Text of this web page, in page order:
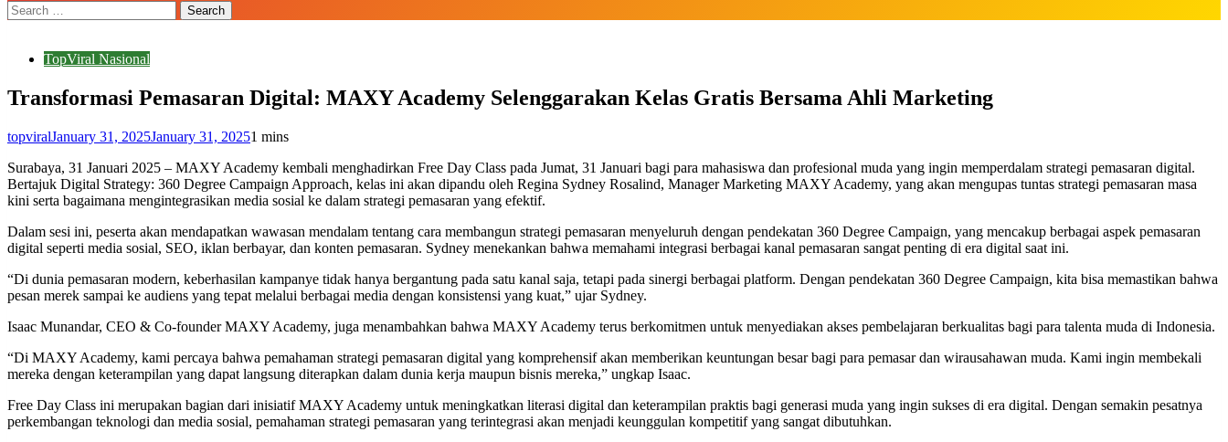
TopViral Nasional
Transformasi Pemasaran Digital: MAXY Academy Selenggarakan Kelas Gratis Bersama Ahli Marketing
topviralJanuary 31, 2025January 31, 20251 mins
Surabaya, 31 Januari 2025 – MAXY Academy kembali menghadirkan Free Day Class pada Jumat, 31 Januari bagi para mahasiswa dan profesional muda yang ingin memperdalam strategi pemasaran digital.
Bertajuk Digital Strategy: 360 Degree Campaign Approach, kelas ini akan dipandu oleh Regina Sydney Rosalind, Manager Marketing MAXY Academy, yang akan mengupas tuntas strategi pemasaran masa
kini serta bagaimana mengintegrasikan media sosial ke dalam strategi pemasaran yang efektif.
Dalam sesi ini, peserta akan mendapatkan wawasan mendalam tentang cara membangun strategi pemasaran menyeluruh dengan pendekatan 360 Degree Campaign, yang mencakup berbagai aspek pemasaran
digital seperti media sosial, SEO, iklan berbayar, dan konten pemasaran. Sydney menekankan bahwa memahami integrasi berbagai kanal pemasaran sangat penting di era digital saat ini.
“Di dunia pemasaran modern, keberhasilan kampanye tidak hanya bergantung pada satu kanal saja, tetapi pada sinergi berbagai platform. Dengan pendekatan 360 Degree Campaign, kita bisa memastikan bahwa
pesan merek sampai ke audiens yang tepat melalui berbagai media dengan konsistensi yang kuat,” ujar Sydney.
Isaac Munandar, CEO & Co-founder MAXY Academy, juga menambahkan bahwa MAXY Academy terus berkomitmen untuk menyediakan akses pembelajaran berkualitas bagi para talenta muda di Indonesia.
“Di MAXY Academy, kami percaya bahwa pemahaman strategi pemasaran digital yang komprehensif akan memberikan keuntungan besar bagi para pemasar dan wirausahawan muda. Kami ingin membekali
mereka dengan keterampilan yang dapat langsung diterapkan dalam dunia kerja maupun bisnis mereka,” ungkap Isaac.
Free Day Class ini merupakan bagian dari inisiatif MAXY Academy untuk meningkatkan literasi digital dan keterampilan praktis bagi generasi muda yang ingin sukses di era digital. Dengan semakin pesatnya
perkembangan teknologi dan media sosial, pemahaman strategi pemasaran yang terintegrasi akan menjadi keunggulan kompetitif yang sangat dibutuhkan.